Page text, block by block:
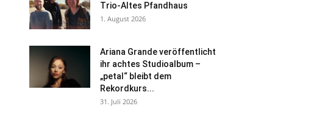
Trio-Altes Pfandhaus
1. August 2026
Ariana Grande veröffentlicht
ihr achtes Studioalbum –
„petal“ bleibt dem
Rekordkurs...
31. Juli 2026